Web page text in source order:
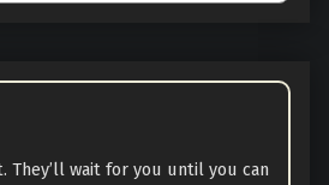
They’ll wait for you until you can